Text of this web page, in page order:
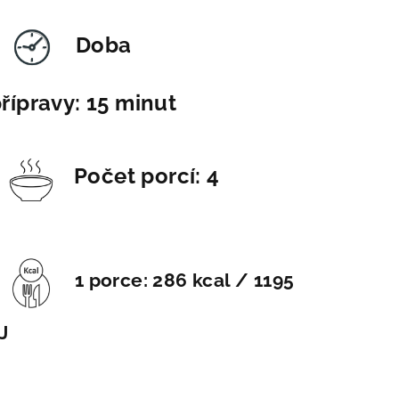
Doba
15 minut
Počet porcí: 4
1 porce: 286 kcal / 1195